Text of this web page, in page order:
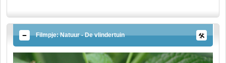
Filmpje: Natuur - De vlindertuin